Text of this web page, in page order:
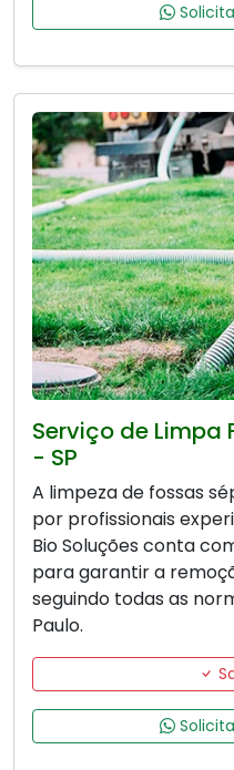
Serviço de Limpa
- SP
A limpeza de fossas
por profissionais
Bio Soluções conta
para garantir a
seguindo todas as
Paulo.